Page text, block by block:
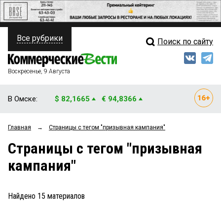
ПОЛИТИКА
ФИНАНСЫ
ОБЩЕСТВО
ЗАКОН
ПРОИСШЕСТВИЯ
Свежий выпуск
Мнения
Рейтинги
Все рубрики Поиск по сайту
Воскресенье, 9 Августа
В Омске: $ 82,1665 € 94,8366
Главная → Страницы c тегом "призывная кампания"
Страницы c тегом "призывная
кампания"
Найдено 15 материалов